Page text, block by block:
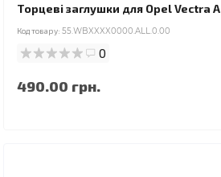
Торцеві заглушки для Opel Vectra
Код товару: 55.WBXXXX0000.ALL.0.00
0
490.00 грн.